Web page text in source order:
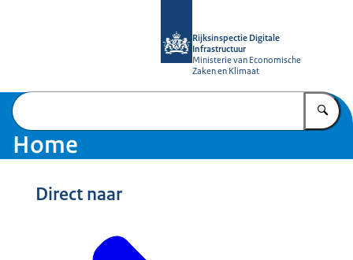
Rijksinspectie Digitale
Infrastructuur
Ministerie van Economische
Zaken en Klimaat
Home
Direct naar